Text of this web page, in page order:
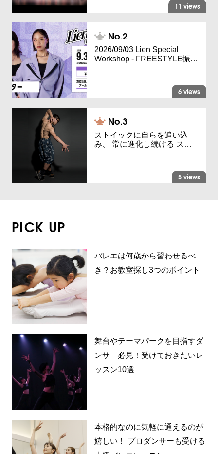
11 views
2026/09/03 Lien Special
Workshop - FREESTYLE振…
6 views
ストイックに自らを追い込
み、 常に進化し続ける ス…
5 views
PICK UP
バレエは何歳から習わせるべ
き？お教室探し3つのポイント
舞台やテーマパークを目指すダ
ンサー必見！受けておきたいレ
ッスン10選
本格的なのに気軽に通えるのが
嬉しい！ プロダンサーも受ける